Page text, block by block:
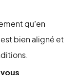
qu’en
bien aligné et